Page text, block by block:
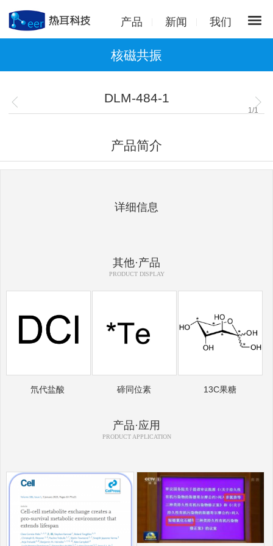
产品 新闻 我们
核磁共振
DLM-484-1
1 /1
产品简介
详细信息
其他·产品
PRODUCT DISPLAY
氘代盐酸 碲同位素 13C果糖
产品·应用
PRODUCT APPLICATION